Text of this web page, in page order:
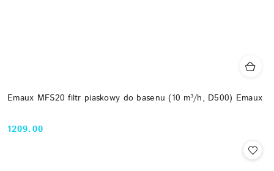
Emaux MFS20 filtr piaskowy do basenu (10 m³/h, D500) Emaux
Cena:
1209.00